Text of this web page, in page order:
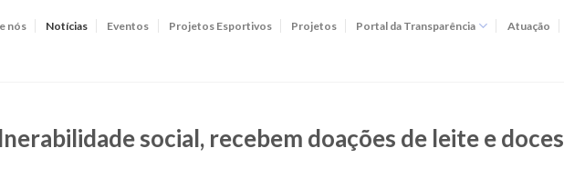
nós Notícias Eventos Projetos Esportivos Projetos Portal da Transparência Atuação
social, recebem doações de leite e doces